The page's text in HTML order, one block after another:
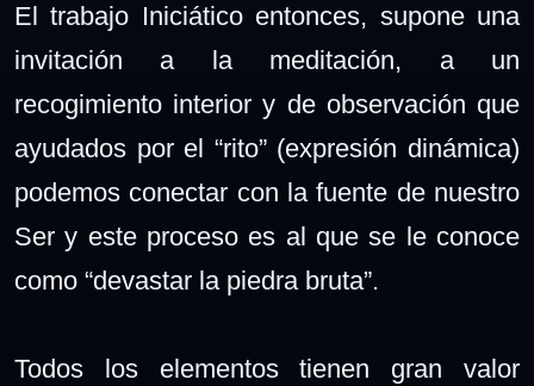
El trabajo Iniciático entonces, supone una
invitación a la meditación, a un
recogimiento interior y de observación que
ayudados por el “rito” (expresión dinámica)
podemos conectar con la fuente de nuestro
Ser y este proceso es al que se le conoce
como “devastar la piedra bruta”.
Todos los elementos tienen gran valor